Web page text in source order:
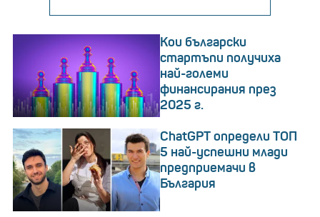
Кои български
стартъпи получиха
най-големи
финансирания през
2025 г.
ChatGPT определи ТОП
5 най-успешни млади
предприемачи в
България